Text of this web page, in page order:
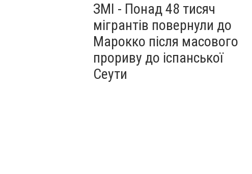
ЗМІ - Понад 48 тисяч
мігрантів повернули до
Марокко після масового
прориву до іспанської
Сеути